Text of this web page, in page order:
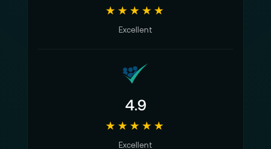
★★★★★
Excellent
4.9
★★★★★
Excellent